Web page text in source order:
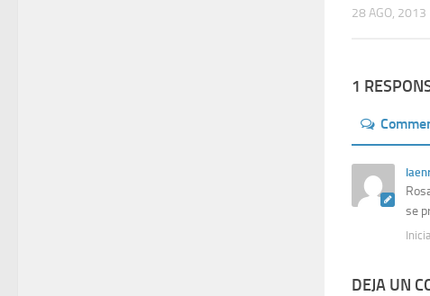
28 AGO, 2013
1
se
DEJA UN